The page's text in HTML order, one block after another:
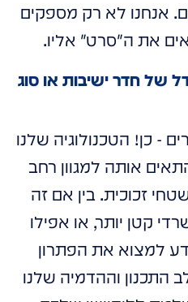
אנחנו לא רק מספקים
את ה"סרט" אליו.
של חדר ישיבות או סוג
- כן! הטכנולוגיה שלנו
אותה למגוון רחב
זכוכית. בין אם זה
קטן יותר, או אפילו
למצוא את הפתרון
התכנון וההדמיה שלנו